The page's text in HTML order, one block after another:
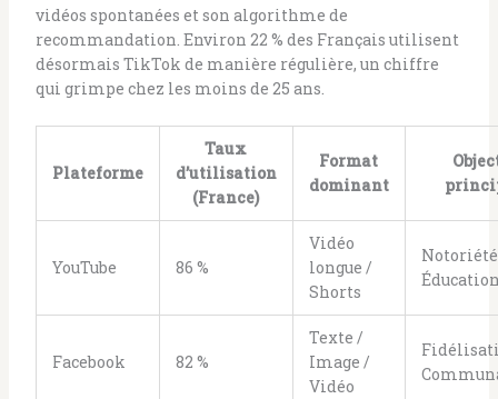
vidéos spontanées et son algorithme de
recommandation. Environ 22 % des Français utilisent
désormais TikTok de manière régulière, un chiffre
qui grimpe chez les moins de 25 ans.
Plateforme
Taux
d’utilisation
(France)
Format
dominant
YouTube 86 %
Vidéo
longue /
Shorts
Facebook 82 %
Texte /
Image /
Vidéo